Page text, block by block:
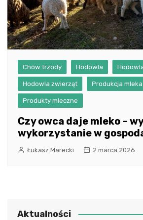
Chów trzody Hodowla
Hodowla zwierząt Produkcja mleka
Produkty mleczne
Czy owca daje mleko –
wykorzystanie w
Łukasz Marecki 2 marca 2026
Aktualności